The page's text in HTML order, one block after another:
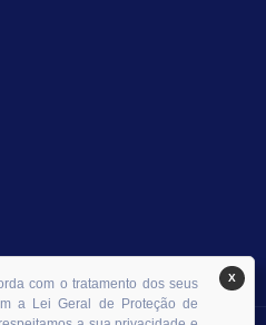
X
com o tratamento dos seus
a Lei Geral de Proteção de